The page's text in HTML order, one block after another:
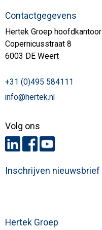
Hertek Groep
Contactgegevens
Hertek Groep hoofdkantoor
Copernicusstraat 8
6003 DE Weert
+31 (0)495 584111
info@hertek.nl
Volg ons
Inschrijven nieuwsbrief